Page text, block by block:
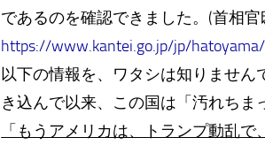
であるのを確認できました。(首相官
https://www.kantei.go.jp/jp/
以下の情報を、ワタシは知りません
き込んで以来、この国は「汚れちま
「もうアメリカは、トランプ動乱